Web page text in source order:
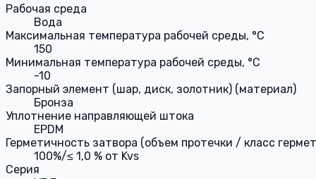
Рабочая среда
Вода
Максимальная температура рабочей среды, °С
150
Минимальная температура рабочей среды, °С
-10
Запорный элемент (шар, диск, золотник) (материал)
Бронза
Уплотнение направляющей штока
EPDM
Герметичность затвора (объем протечки / класс
100%/≤ 1,0 % от Kvs
Серия